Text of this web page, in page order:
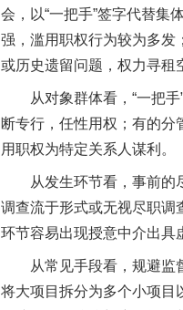
会，以“一把手”签字代替集
强，滥用职权行为较为多发
或历史遗留问题，权力寻租
从对象群体看，“一把手”
断专行，任性用权；有的
用职权为特定关系人谋利。
从发生环节看，事前的尽
调查流于形式或无视尽职调
环节容易出现授意中介出具
从常见手段看，规避监督
将大项目拆分为多个小项目